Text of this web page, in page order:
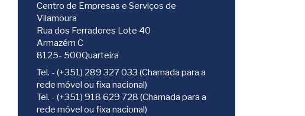
Centro de Empresas e Serviços de
Vilamoura
Rua dos Ferradores Lote 40
Armazém C
8125- 500Quarteira
Tel. - (+351) 289 327 033 (Chamada para a
rede móvel ou fixa nacional)
Tel. - (+351) 918 629 728 (Chamada para a
rede móvel ou fixa nacional)